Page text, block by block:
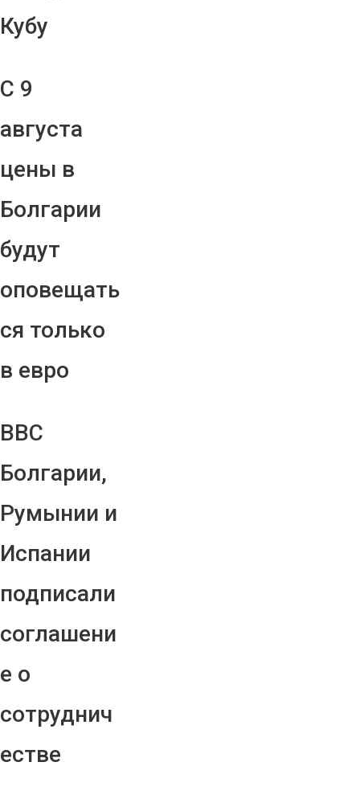
Кубу
С 9
августа
цены в
Болгарии
будут
оповещать
ся только
в евро
ВВС
Болгарии,
Румынии и
Испании
подписали
соглашени
е о
сотруднич
естве